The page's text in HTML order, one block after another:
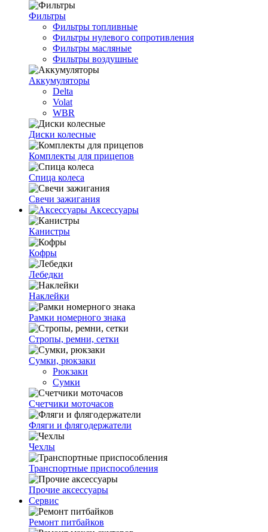
Фильтры
Фильтры топливные
Фильтры нулевого сопротивления
Фильтры масляные
Фильтры воздушные
Аккумуляторы
Delta
Volat
WBR
Диски колесные
Комплекты для прицепов
Спица колеса
Свечи зажигания
Аксессуары
Канистры
Кофры
Лебедки
Наклейки
Рамки номерного знака
Стропы, ремни, сетки
Сумки, рюкзаки
Рюкзаки
Сумки
Счетчики моточасов
Фляги и флягодержатели
Чехлы
Транспортные приспособления
Прочие аксессуары
Сервис
Ремонт питбайков